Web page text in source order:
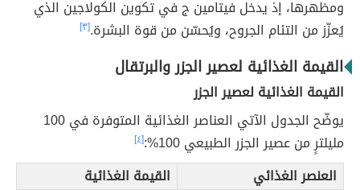
ومظهرها، إذ يدخل فيتامين ج في تكوين الكولاجين الذي
يُعزّز من التئام الجروح، ويُحسّن من قوة البشرة.[٣]
القيمة الغذائية لعصير الجزر والبرتقال
القيمة الغذائية لعصير الجزر
يوضّح الجدول الآتي العناصر الغذائية المتوفرة في 100
مليلترٍ من عصير الجزر الطبيعي 100%:
[٤]
العنصر الغذائي
القيمة الغذائية